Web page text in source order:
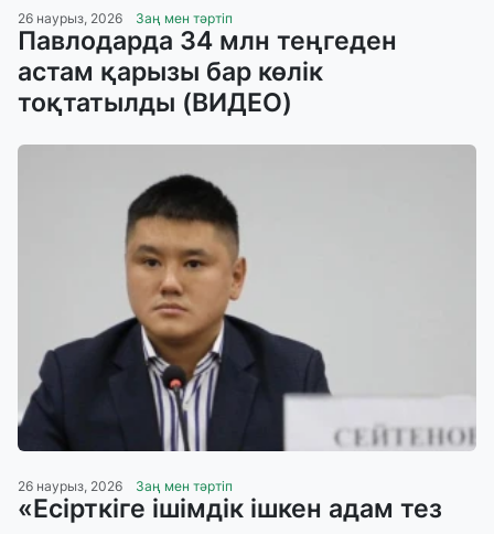
26 наурыз, 2026 Заң мен тәртіп
Павлодарда 34 млн теңгеден
астам қарызы бар көлік
тоқтатылды (ВИДЕО)
26 наурыз, 2026 Заң мен тәртіп
«Есірткіге ішімдік ішкен адам тез